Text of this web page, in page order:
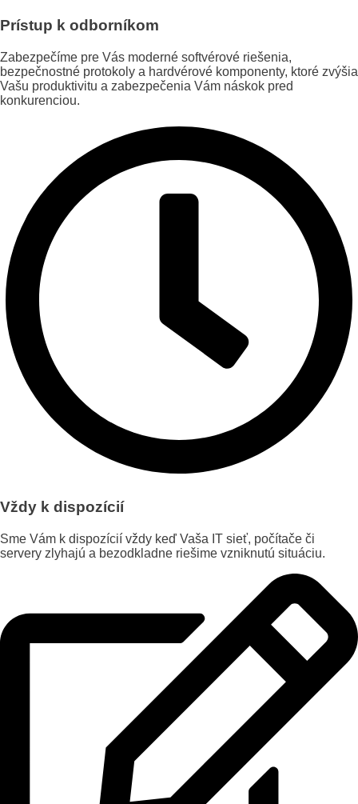
Prístup k odborníkom
Zabezpečíme pre Vás moderné softvérové riešenia,
bezpečnostné protokoly a hardvérové komponenty, ktoré zvýšia
Vašu produktivitu a zabezpečenia Vám náskok pred
konkurenciou.
Vždy k dispozícií
Sme Vám k dispozícií vždy keď Vaša IT sieť, počítače či
servery zlyhajú a bezodkladne riešime vzniknutú situáciu.